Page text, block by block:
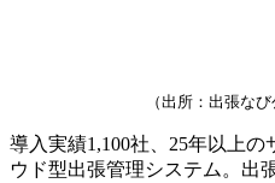
（出所：出張な
導入実績1,100社、25年以上
ウド型出張管理システム。出